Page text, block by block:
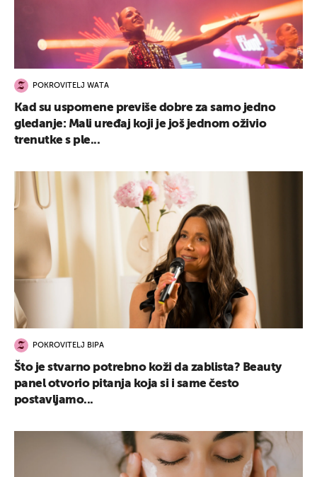
POKROVITELJ WATA
Kad su uspomene previše dobre za samo jedno
gledanje: Mali uređaj koji je još jednom oživio
trenutke s ple...
POKROVITELJ BIPA
Što je stvarno potrebno koži da zablista? Beauty
panel otvorio pitanja koja si i same često
postavljamo...